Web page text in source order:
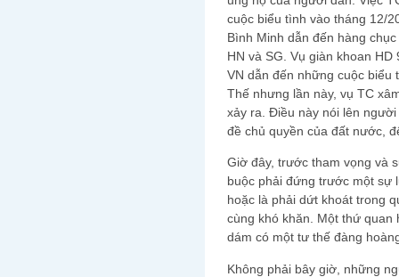
cuộc biểu tình vào tháng 12/
Bình Minh dẫn đến hàng
HN và SG. Vụ giàn khoan
VN dẫn đến những cuộc
Thế nhưng lần này, vụ TC
xảy ra. Điều này nói lên
đề chủ quyền của đất nước,
Giờ đây, trước tham vọng và
buộc phải đứng trước một sự
hoặc là phải dứt khoát trong
cùng khó khăn. Một thứ quan
dám có một tư thế đàng
Không phải bây giờ, những